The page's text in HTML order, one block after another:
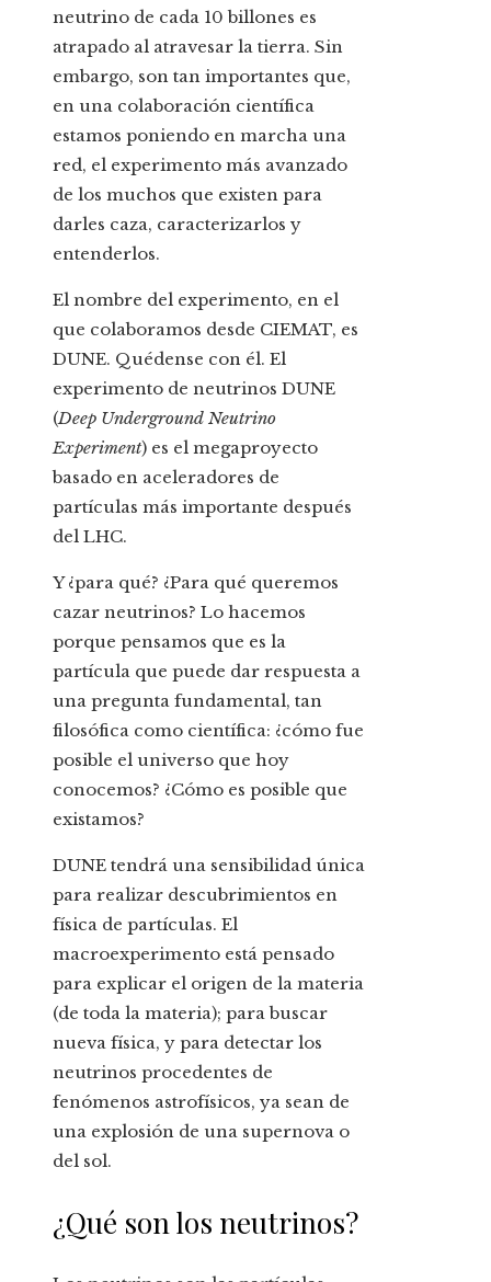
neutrino de cada 10 billones es
atrapado al atravesar la tierra. Sin
embargo, son tan importantes que,
en una colaboración científica
estamos poniendo en marcha una
red, el experimento más avanzado
de los muchos que existen para
darles caza, caracterizarlos y
entenderlos.
El nombre del experimento, en el
que colaboramos desde CIEMAT, es
DUNE. Quédense con él. El
experimento de neutrinos DUNE
(Deep Underground Neutrino
Experiment) es el megaproyecto
basado en aceleradores de
partículas más importante después
del LHC.
Y ¿para qué? ¿Para qué queremos
cazar neutrinos? Lo hacemos
porque pensamos que es la
partícula que puede dar respuesta a
una pregunta fundamental, tan
filosófica como científica: ¿cómo fue
posible el universo que hoy
conocemos? ¿Cómo es posible que
existamos?
DUNE tendrá una sensibilidad única
para realizar descubrimientos en
física de partículas. El
macroexperimento está pensado
para explicar el origen de la materia
(de toda la materia); para buscar
nueva física, y para detectar los
neutrinos procedentes de
fenómenos astrofísicos, ya sean de
una explosión de una supernova o
del sol.
¿Qué son los neutrinos?